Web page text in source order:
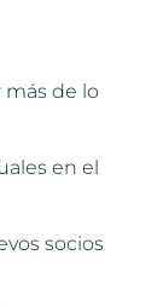
más de lo
en el
socios